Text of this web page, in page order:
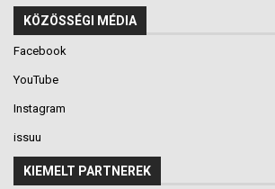
KÖZÖSSÉGI MÉDIA
Facebook
YouTube
Instagram
issuu
KIEMELT PARTNEREK